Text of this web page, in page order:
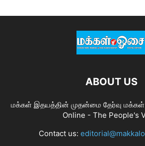
ABOUT US
மக்கள் இதயத்தின் முதன்மை தேர்வு மக்கள்
Online - The People's
Contact us: